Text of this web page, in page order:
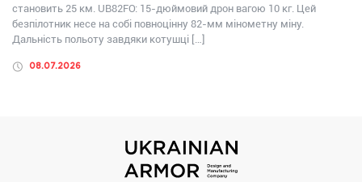
становить 25 км. UB82FО: 15-дюймовий дрон вагою 10 кг. Цей
безпілотник несе на собі повноцінну 82-мм мінометну міну.
Дальність польоту завдяки котушці […]
08.07.2026